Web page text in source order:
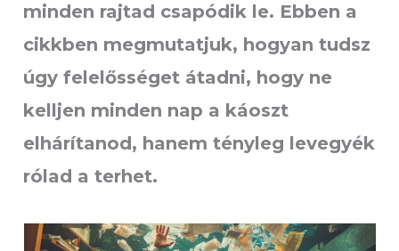
minden rajtad csapódik le. Ebben a
cikkben megmutatjuk, hogyan tudsz
úgy felelősséget átadni, hogy ne
kelljen minden nap a káoszt
elhárítanod, hanem tényleg levegyék
rólad a terhet.